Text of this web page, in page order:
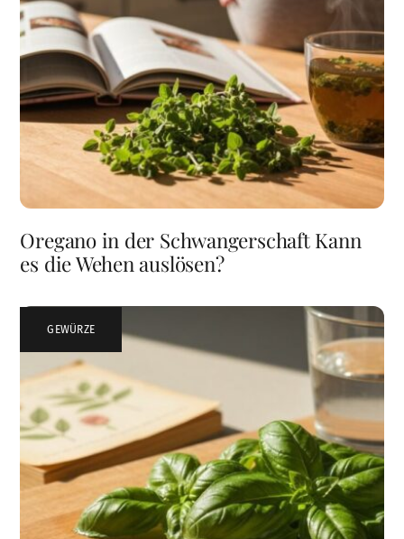
Oregano in der Schwangerschaft Kann
es die Wehen auslösen?
GEWÜRZE